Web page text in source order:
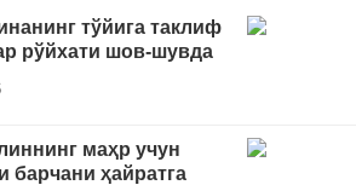
тўйига таклиф
рўйхати шов-шувда
маҳр учун
барчани ҳайратга